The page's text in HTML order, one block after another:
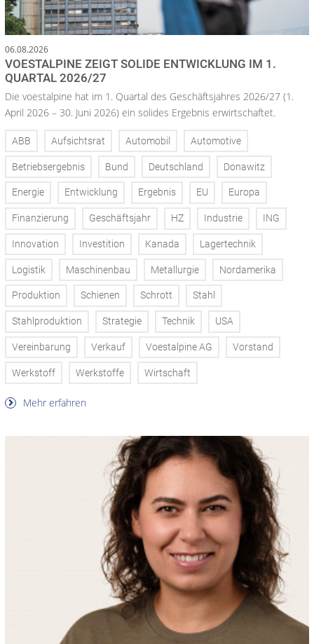
06.08.2026
VOESTALPINE ZEIGT SOLIDE ENTWICKLUNG IM 1.
QUARTAL 2026/27
Die voestalpine hat im 1. Quartal des Geschäftsjahres 2026/27 (1.
April 2026 – 30. Juni 2026) ein solides Ergebnis erwirtschaftet.
ABB Aufsichtsrat Automobil Automotive
Betriebsergebnis Bund Deutschland Donawitz
Energie Entwicklung Ergebnis EU Europa
Finanzierung Geschäftsjahr HZ Industrie ING
Innovation Investition Kanada Lagertechnik
Logistik Maschinenbau Metallurgie Nordamerika
Produktion Schienen Schrott Stahl
Stahlproduktion Strategie Technik USA
Vereinbarung Verkauf Voestalpine AG Vorstand
Werkstoff Werkstoffe Wirtschaft
Mehr erfahren